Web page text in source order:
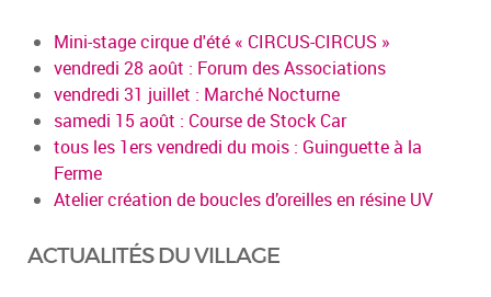
Mini-stage cirque d'été « CIRCUS-CIRCUS »
vendredi 28 août : Forum des Associations
vendredi 31 juillet : Marché Nocturne
samedi 15 août : Course de Stock Car
tous les 1ers vendredi du mois : Guinguette à la
Ferme
Atelier création de boucles d’oreilles en résine UV
ACTUALITÉS DU VILLAGE